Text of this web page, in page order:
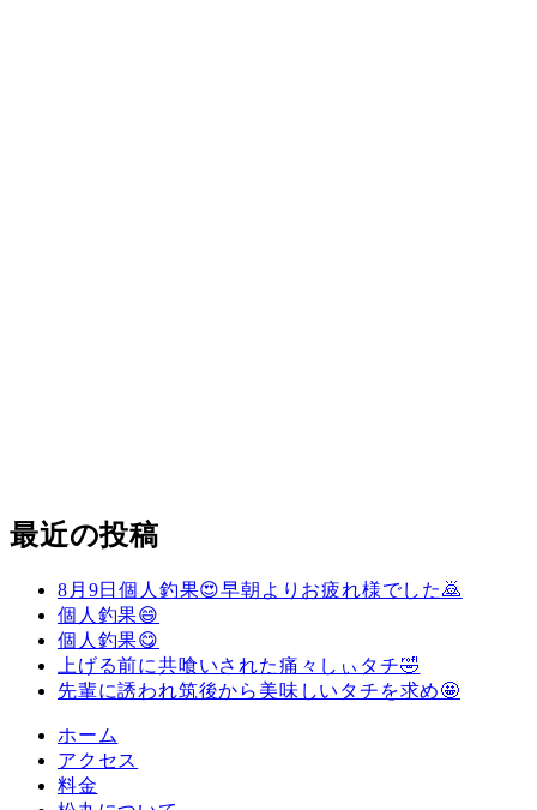
最近の投稿
8月9日個人釣果😍早朝よりお疲れ様でした🙇
個人釣果😄
個人釣果😋
上げる前に共喰いされた痛々しぃタチ🤣
先輩に誘われ筑後から美味しいタチを求め🤩
ホーム
アクセス
料金